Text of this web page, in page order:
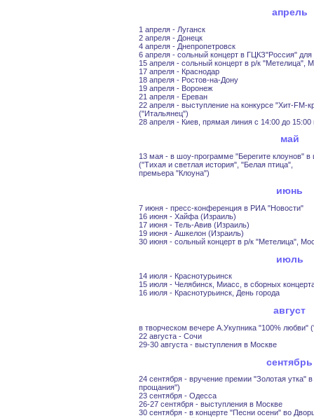
апрель
1 апреля - Луганск
2 апреля - Донецк
4 апреля - Днепропетровск
6 апреля - сольный концерт в ГЦКЗ"Россия"
15 апреля - сольный концерт в р/к "Метелица",
17 апреля - Краснодар
18 апреля - Ростов-на-Дону
19 апреля - Воронеж
21 апреля - Ереван
22 апреля - выступление на конкурсе "Хит-FМ-
("Итальянец")
28 апреля - Киев, прямая линия с 14:00 до 15:00
май
13 мая - в шоу-программе "Берегите клоунов" в
("Тихая и светлая история", "Белая птица",
премьера "Клоуна")
июнь
7 июня - пресс-конференция в РИА "Новости"
16 июня - Хайфа (Израиль)
17 июня - Тель-Авив (Израиль)
19 июня - Ашкелон (Израиль)
30 июня - сольный концерт в р/к "Метелица",
июль
14 июля - Краснотурьинск
15 июля - Челябинск, Миасс, в сборных
16 июля - Краснотурьинск, День города
август
в творческом вечере А.Укупника "100% любви"
22 августа - Сочи
29-30 августа - выступления в Москве
сентябрь
24 сентября - вручение премии "Золотая утка"
прощания")
23 сентября - Одесса
26-27 сентября - выступления в Москве
30 сентября - в концерте "Песни осени" во